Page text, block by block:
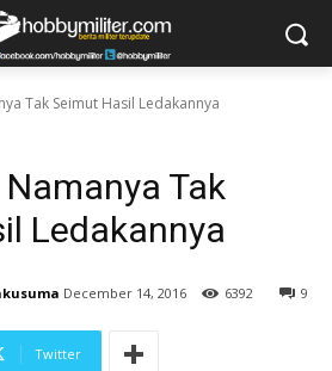
Tak Seimut Hasil Ledakannya
Tak
Ledakannya
December 14, 2016 9
6392
Twitter